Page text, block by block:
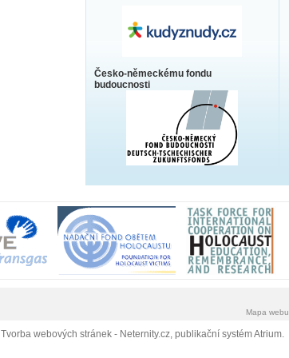
Česko-německému fondu
budoucnosti
Mapa webu
Tvorba webových stránek- Neternity.cz, publikační systém Atrium.